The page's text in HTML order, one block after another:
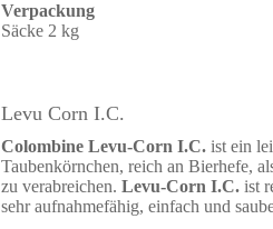
Verpackung
Säcke 2 kg
Levu Corn I.C.
Colombine Levu-Corn I.C. ist ein
Taubenkörnchen, reich an Bierhefe,
zu verabreichen. Levu-Corn I.C. ist
sehr aufnahmefähig, einfach und